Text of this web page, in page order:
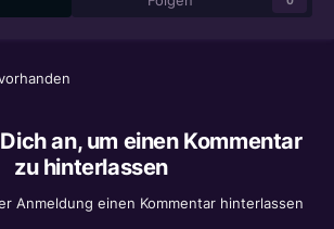
an, um einen Kommentar
zu hinterlassen
Anmeldung einen Kommentar hinterlassen